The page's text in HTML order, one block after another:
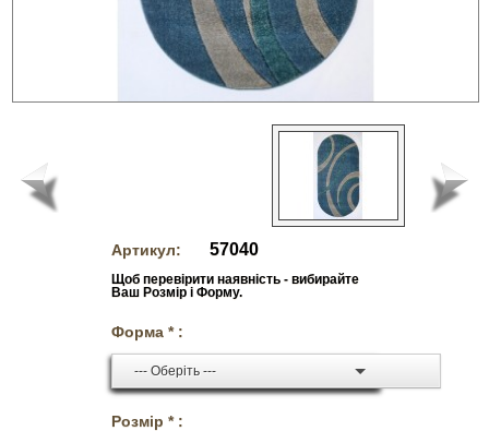
Артикул: 57040
Щоб перевірити наявність - вибирайте
Ваш Розмір і Форму.
Форма * :
--- Оберіть ---
Розмір * :